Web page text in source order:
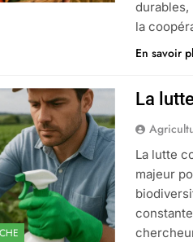
la
En savoir
La
La lutte
majeur